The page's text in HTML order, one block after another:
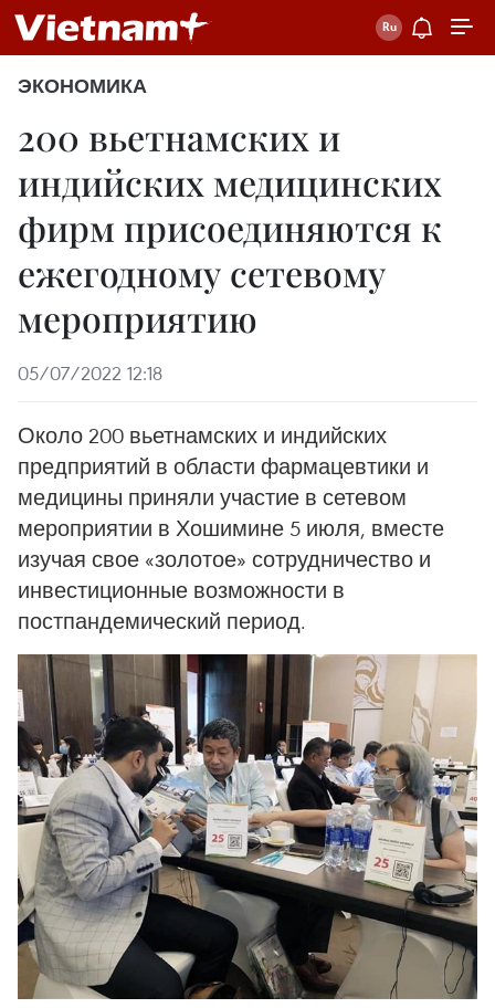
ЭКОНОМИКА
200 вьетнамских и
индийских медицинских
фирм присоединяются к
ежегодному сетевому
мероприятию
05/07/2022 12:18
Около 200 вьетнамских и индийских
предприятий в области фармацевтики и
медицины приняли участие в сетевом
мероприятии в Хошимине 5 июля, вместе
изучая свое «золотое» сотрудничество и
инвестиционные возможности в
постпандемический период.